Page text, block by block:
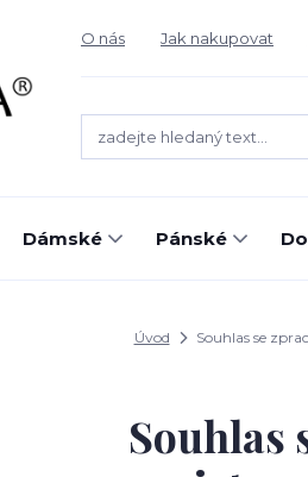
O nás Jak nakupovat
Dámské Pánské
Úvod Souhlas se
Souhlas